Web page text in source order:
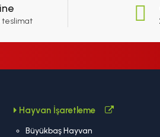
teslimat
Hayvan İşaretleme
Büyükbaş Hayvan